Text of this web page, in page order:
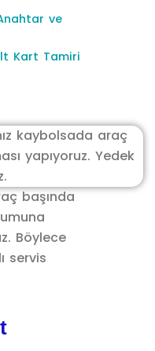
ve
Kart Tamiri
başında
Böylece
servis